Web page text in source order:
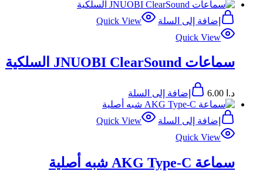
إضافة إلى السلة
Quick View
Quick View
سماعات JNUOBI ClearSound السلكية
د.ا إضافة إلى السلة
إضافة إلى السلة
Quick View
Quick View
سماعة AKG Type-C شبه أصلية